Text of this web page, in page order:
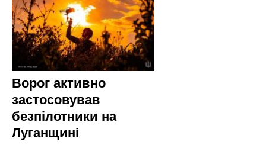
Ворог активно
застосовував
безпілотники на
Луганщині